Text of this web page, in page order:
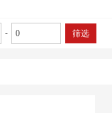
- 筛选